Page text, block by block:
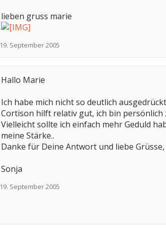
lieben gruss marie
19. September 2005
Hallo Marie
Ich habe mich nicht so deutlich
Cortison hilft relativ gut, ich bin persönlich
Vielleicht sollte ich einfach mehr Geduld
meine Stärke..
Danke für Deine Antwort und liebe Grüsse,
Sonja
19. September 2005